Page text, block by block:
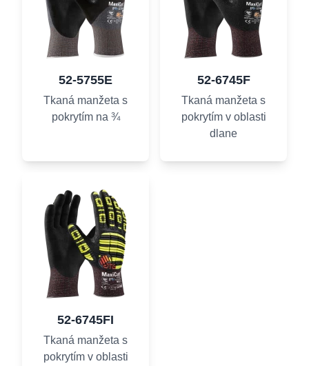
52-5755E
Tkaná manžeta s
pokrytím na ¾
52-6745F
Tkaná manžeta s
pokrytím v oblasti
dlane
52-6745FI
Tkaná manžeta s
pokrytím v oblasti